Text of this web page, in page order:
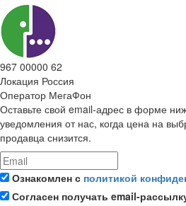
967 00000 62
Локация Россия
Оператор МегаФон
Оставьте свой email-адрес в форме
уведомления от нас, когда цена на
продавца снизится.
Ознакомлен с политикой
Согласен получать email-